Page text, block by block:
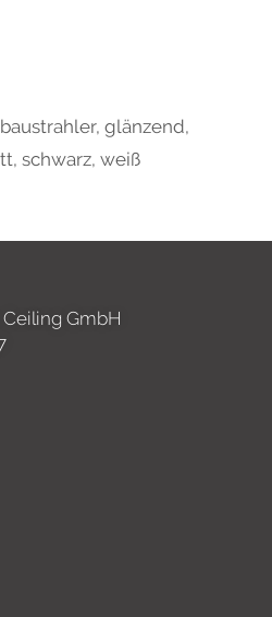
,glänzend,
, schwarz, weiß
GmbH